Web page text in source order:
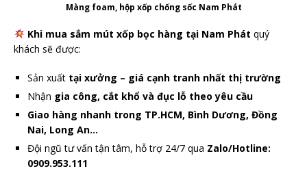
Màng foam, hộp xốp chống sốc Nam Phát
Khi mua sắm mút xốp bọc hàng tại Nam Phát quý
khách sẽ được:
Sản xuất tại xưởng – giá cạnh tranh nhất thị trường
Nhận gia công, cắt khổ và đục lỗ theo yêu cầu
Giao hàng nhanh trong TP.HCM, Bình Dương, Đồng
Nai, Long An…
Đội ngũ tư vấn tận tâm, hỗ trợ 24/7 qua Zalo/Hotline:
0909.953.111